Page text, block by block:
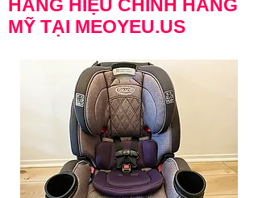
HÀNG HIỆU CHÍNH HÃNG
MỸ TẠI MEOYEU.US